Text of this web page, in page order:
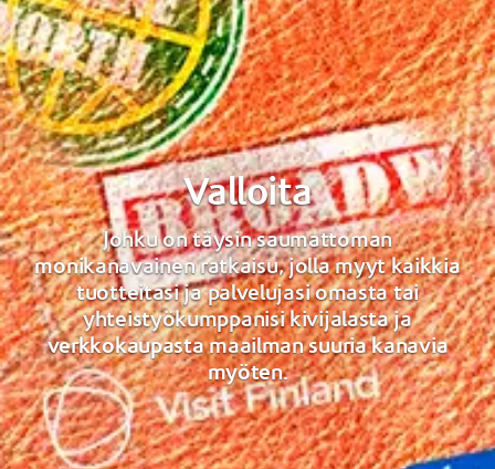
Valloita
Johku on täysin saumattoman
monikanavainen ratkaisu, jolla myyt kaikkia
tuotteitasi ja palvelujasi omasta tai
yhteistyökumppanisi kivijalasta ja
verkkokaupasta maailman suuria kanavia
myöten.